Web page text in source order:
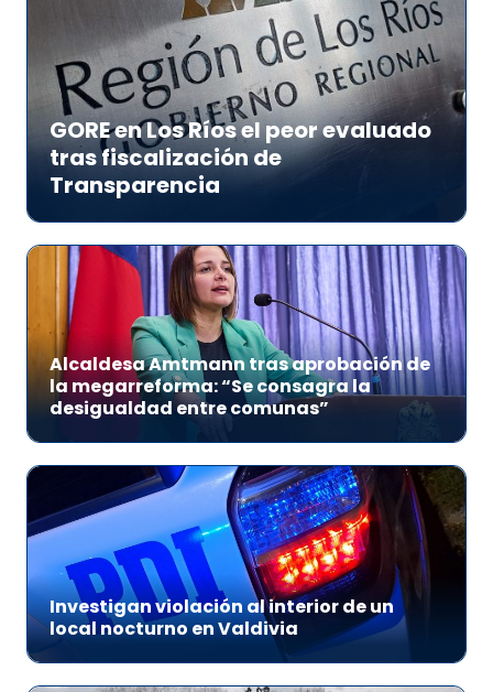
GORE en Los Ríos el peor evaluado
tras fiscalización de
Transparencia
Alcaldesa Amtmann tras aprobación de
la megarreforma: “Se consagra la
desigualdad entre comunas”
Investigan violación al interior de un
local nocturno en Valdivia